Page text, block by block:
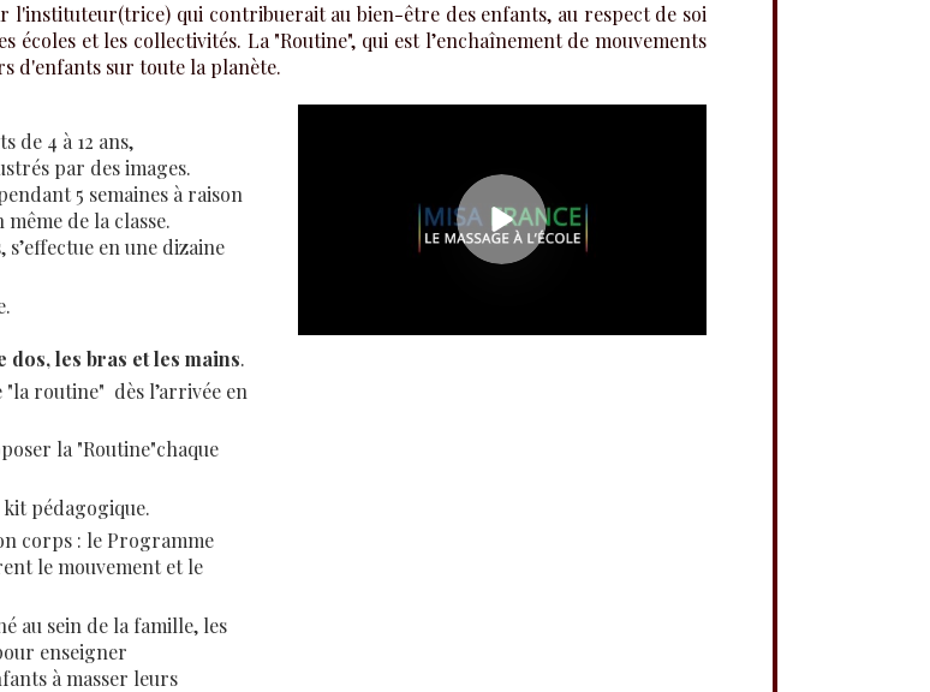
l'instituteur(trice) qui contribuerait au bien-être des enfants, au respect de soi
écoles et les collectivités. La "Routine", qui est l’enchaînement de mouvements
d'enfants sur toute la planète.
de 4 à 12 ans,
par des images.
5 semaines à raison
de la classe.
en une dizaine
dos, les bras et les mains.
routine" dès l’arrivée en
la "Routine"chaque
pédagogique.
corps : le Programme
le mouvement et le
au sein de la famille, les
enseigner
à masser leurs